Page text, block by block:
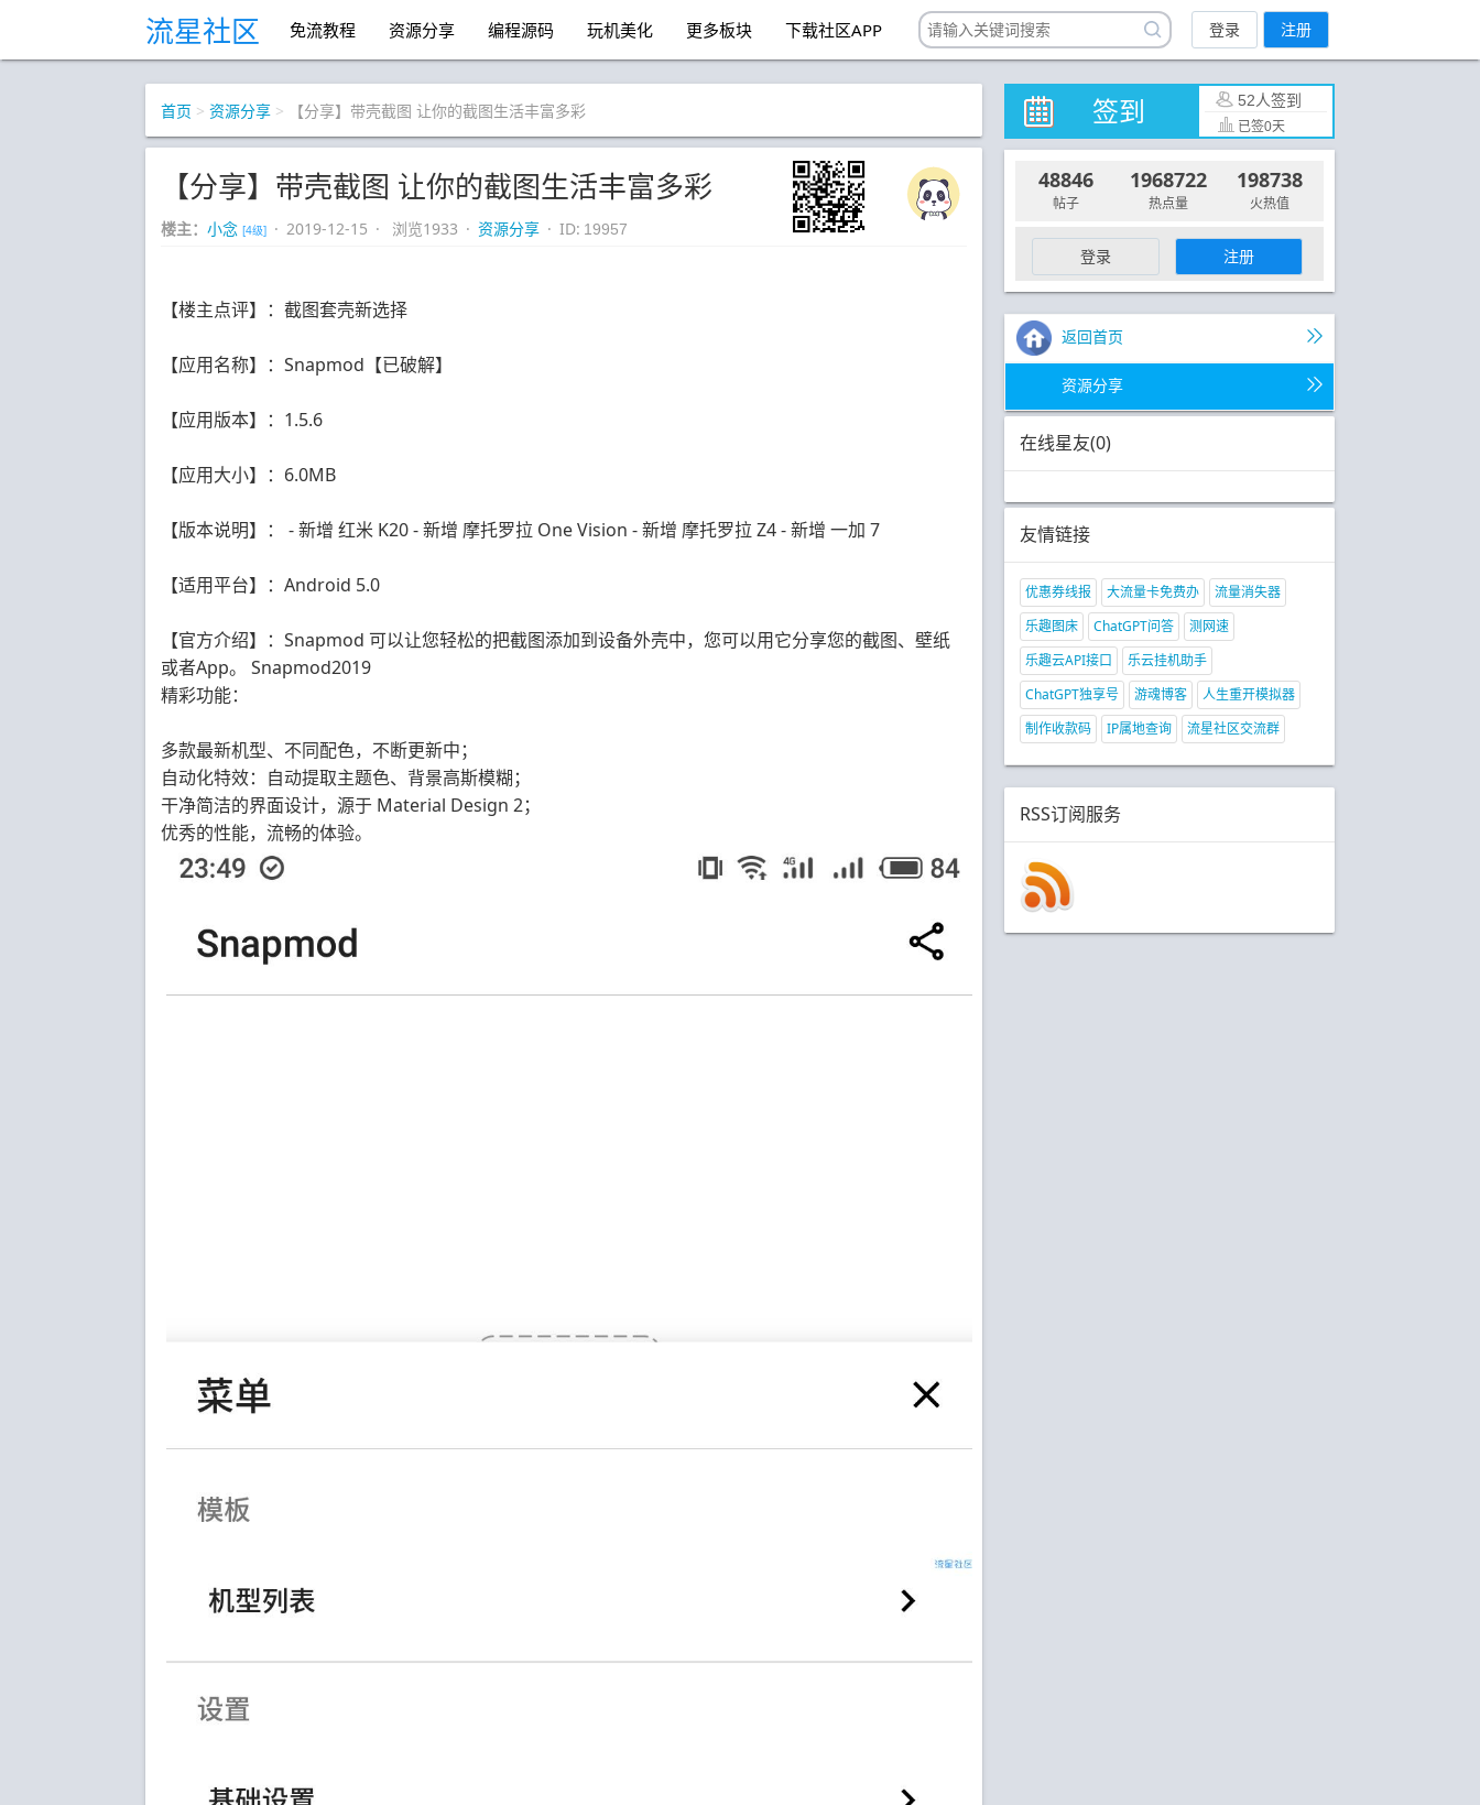
流星社区 免流教程 资源分享 编程源码 玩机美化 更多板块 下载社区APP 登录 注册
首页 > 资源分享 > 【分享】带壳截图 让你的截图生活丰富多彩
【分享】带壳截图 让你的截图生活丰富多彩
楼主： 小念 [4级] · 2019-12-15 · 浏览1933 · 资源分享 · ID: 19957
【楼主点评】：截图套壳新选择
【应用名称】：Snapmod【已破解】
【应用版本】：1.5.6
【应用大小】：6.0MB
【版本说明】： - 新增 红米 K20 - 新增 摩托罗拉 One Vision - 新增 摩托罗拉 Z4 - 新增 一加 7
【适用平台】：Android 5.0
【官方介绍】：Snapmod 可以让您轻松的把截图添加到设备外壳中，您可以用它分享您的截图、壁纸
或者App。 Snapmod2019
精彩功能：
多款最新机型、不同配色，不断更新中；
自动化特效：自动提取主题色、背景高斯模糊；
干净简洁的界面设计，源于 Material Design 2；
优秀的性能，流畅的体验。
签到 52人签到
已签0天
48846
帖子
1968722
热点量
198738
火热值
登录 注册
返回首页
资源分享
在线星友(0)
友情链接
优惠券线报 大流量卡免费办
流量消失器
乐趣图床
ChatGPT问答
测网速
乐趣云API接口
乐云挂机助手
ChatGPT独享号
游魂博客
人生重开模拟器
制作收款码
IP属地查询 流星社区交流群
RSS订阅服务